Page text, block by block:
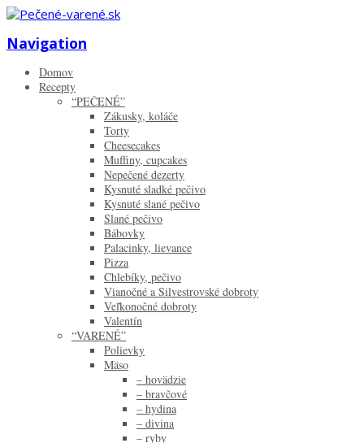
Navigation
Domov
Recepty
“PEČENÉ”
Zákusky, koláče
Torty
Cheesecakes
Muffiny, cupcakes
Nepečené dezerty
Kysnuté sladké pečivo
Kysnuté slané pečivo
Slané pečivo
Bábovky
Palacinky, lievance
Pizza
Chlebíky, pečivo
Vianočné a Silvestrovské dobroty
Veľkonočné dobroty
Valentín
“VARENÉ”
Polievky
Mäso
– hovädzie
– bravčové
– hydina
– divina
– ryby